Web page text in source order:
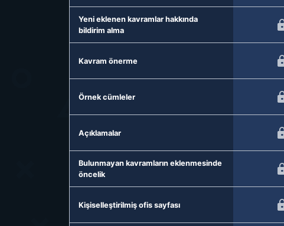
Yeni eklenen kavramlar hakkında
bildirim alma
Kavram önerme
Örnek cümleler
Açıklamalar
Bulunmayan kavramların eklenmesinde
öncelik
Kişiselleştirilmiş ofis sayfası